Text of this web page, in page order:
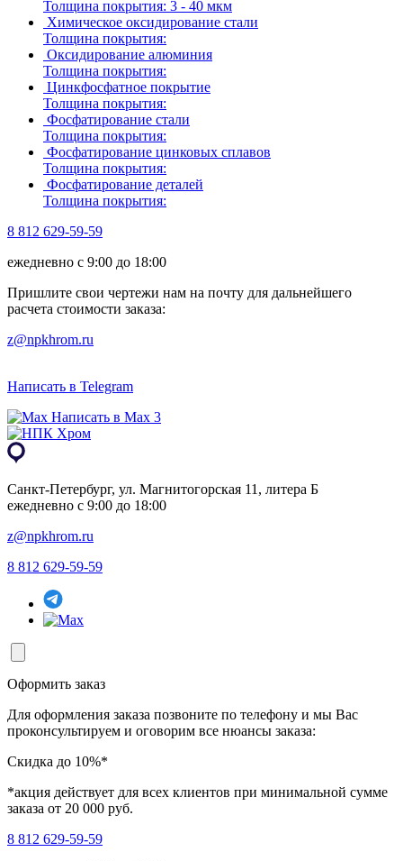
Толщина покрытия: 3 - 40 мкм
Химическое оксидирование стали
Толщина покрытия:
Оксидирование алюминия
Толщина покрытия:
Цинкфосфатное покрытие
Толщина покрытия:
Фосфатирование стали
Толщина покрытия:
Фосфатирование цинковых сплавов
Толщина покрытия:
Фосфатирование деталей
Толщина покрытия:
8 812 629-59-59
ежедневно с 9:00 до 18:00
Пришлите свои чертежи нам на почту для дальнейшего
расчета стоимости заказа:
z@npkhrom.ru
Написать в Telegram
Написать в Max 3
Санкт-Петербург, ул. Магнитогорская 11, литера Б
ежедневно с 9:00 до 18:00
z@npkhrom.ru
8 812 629-59-59
Оформить заказ
Для оформления заказа позвоните по телефону и мы Вас
проконсультируем и оговорим все нюансы заказа:
Скидка до 10%*
*акция действует для всех клиентов при минимальной сумме
заказа от 20 000 руб.
8 812 629-59-59